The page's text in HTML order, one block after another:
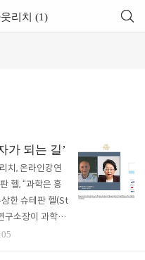
리치 (1)
가 되는 길’
치, 온라인강연
헬, “과학은 흥
한 슈테판 헬(St
구소장이 과학자
라인 강연에 나